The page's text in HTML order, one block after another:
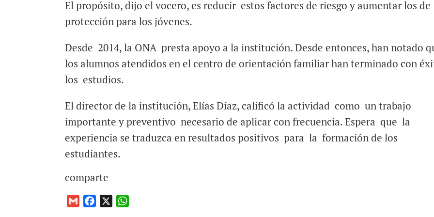
El propósito, dijo el vocero, es reducir estos factores de riesgo y aumentar los de
protección para los jóvenes.
Desde 2014, la ONA presta apoyo a la institución. Desde entonces, han notado
los alumnos atendidos en el centro de orientación familiar han terminado con
los estudios.
El director de la institución, Elías Díaz, calificó la actividad como un trabajo
importante y preventivo necesario de aplicar con frecuencia. Espera que la
experiencia se traduzca en resultados positivos para la formación de los
estudiantes.
comparte
G